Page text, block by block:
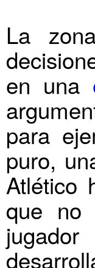
La
en una
para
puro,
Atlético
que no